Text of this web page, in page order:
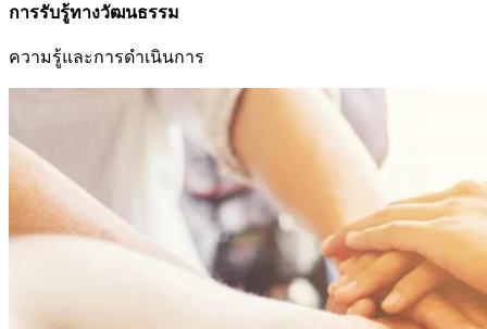
การรับรู้ทางวัฒนธรรม
ความรู้และการดำเนินการ